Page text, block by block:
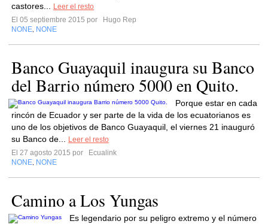
castores...
Leer el resto
El 05 septiembre 2015 por
Hugo Rep
NONE NONE
Banco Guayaquil inaugura su Banco
del Barrio número 5000 en Quito.
Porque estar en cada
rincón de Ecuador y ser parte de la vida de los ecuatorianos es
uno de los objetivos de Banco Guayaquil, el viernes 21 inauguró
su Banco de...
Leer el resto
El 27 agosto 2015 por
Ecualink
NONE NONE
Camino a Los Yungas
Es legendario por su peligro extremo y el número